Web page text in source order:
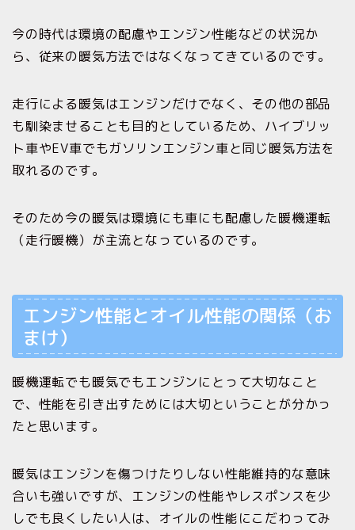
今の時代は環境の配慮やエンジン性能などの状況か
ら、従来の暖気方法ではなくなってきているのです。
走行による暖気はエンジンだけでなく、その他の部品
も馴染ませることも目的としているため、ハイブリッ
ト車やEV車でもガソリンエンジン車と同じ暖気方法を
取れるのです。
そのため今の暖気は環境にも車にも配慮した暖機運転
（走行暖機）が主流となっているのです。
エンジン性能とオイル性能の関係（お
まけ）
暖機運転でも暖気でもエンジンにとって大切なこと
で、性能を引き出すためには大切ということが分かっ
たと思います。
暖気はエンジンを傷つけたりしない性能維持的な意味
合いも強いですが、エンジンの性能やレスポンスを少
しでも良くしたい人は、オイルの性能にこだわってみ